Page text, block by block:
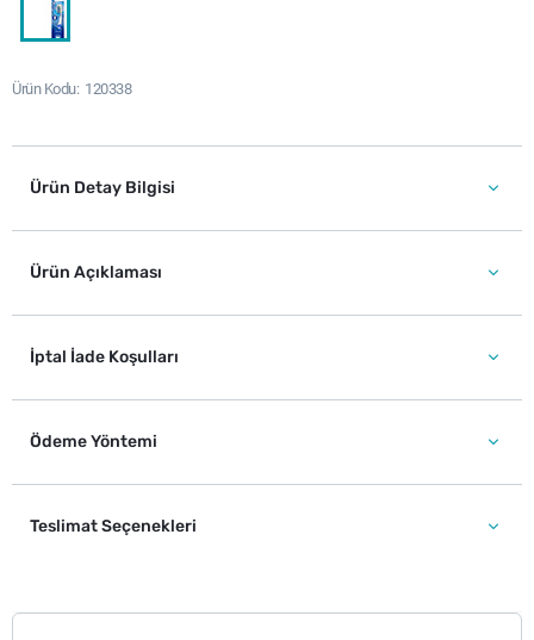
Ürün Kodu 120338
Ürün Detay Bilgisi
Ürün Açıklaması
İptal İade Koşulları
Ödeme Yöntemi
Teslimat Seçenekleri